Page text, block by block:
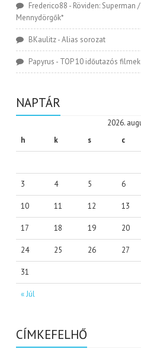
Frederico88 - Röviden: Superman
Mennydörgők*
BKaulitz-Alias sorozat
Papyrus - TOP 10 időutazós filmek
NAPTÁR
2026.
h
k s c
« Júl
3 4 5 6
10 11 12 13
17 18 19 20
24 25 26 27
31
CÍMKEFELHŐ